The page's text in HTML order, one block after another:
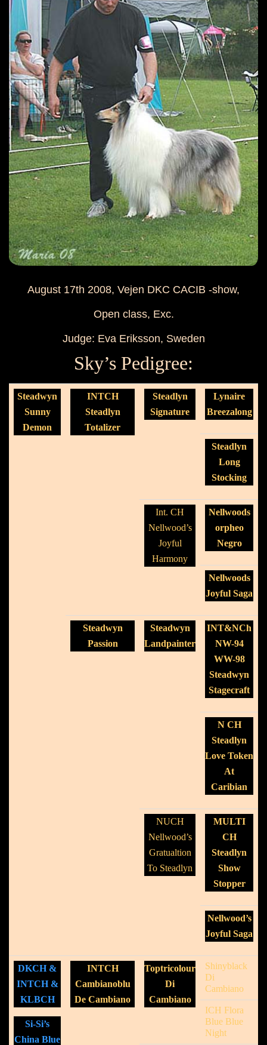
August 17th 2008, Vejen DKC CACIB -show,
Open class, Exc.
Judge: Eva Eriksson, Sweden
Sky’s Pedigree:
Steadwyn
Sunny
Demon
INTCH
Steadlyn
Totalizer
Steadlyn
Signature
Lynaire
Breezalong
Steadlyn
Long
Stocking
Int. CH
Nellwood’s
Joyful
Harmony
Nellwoods
orpheo
Negro
Nellwoods
Joyful Saga
Steadwyn
Passion
Steadwyn
Landpainter
INT&NCh
NW-94
WW-98
Steadwyn
Stagecraft
N CH
Steadlyn
Love Token
At
Caribian
NUCH
Nellwood’s
Gratualtion
To Steadlyn
MULTI
CH
Steadlyn
Show
Stopper
Nellwood’s
Joyful Saga
DKCH &
INTCH &
KLBCH
Si-Si’s
China Blue
INTCH
Cambianoblu
De Cambiano
Toptricolour
Di
Cambiano
Shinyblack
Di
Cambiano
ICH Flora
Blue Blue
Night